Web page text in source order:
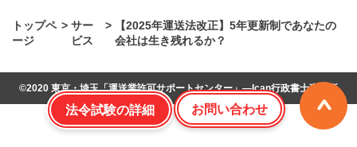
トップペ
ージ
>サー
ビス
>
【2025年運送法改正】5年更新制であなたの
会社は生き残れるか？
©2020 東京・埼玉「運送業許可サポートセンター」―Ican行政書士事務所
法令試験の詳細 お問い合わせ